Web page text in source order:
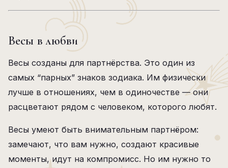
Весы в любви
Весы созданы для партнёрства. Это один из
самых “парных” знаков зодиака. Им физически
лучше в отношениях, чем в одиночестве — они
расцветают рядом с человеком, которого любят.
Весы умеют быть внимательным партнёром:
замечают, что вам нужно, создают красивые
моменты, идут на компромисс. Но им нужно то